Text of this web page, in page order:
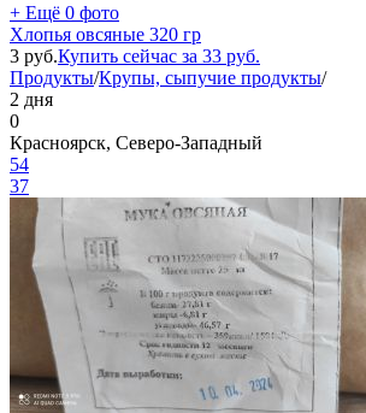
+ Ещё 0 фото
Хлопья овсяные 320 гр
3 руб.Купить сейчас за 33 руб.
Продукты/Крупы, сыпучие продукты/
2 дня
0
Красноярск, Северо-Западный
54
37